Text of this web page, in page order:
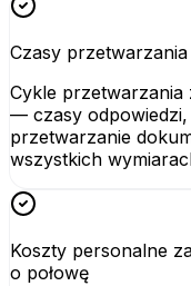
Czasy
Cykle
— czasy
przetwarzanie
wszystkich
Koszty personalne
o połowę